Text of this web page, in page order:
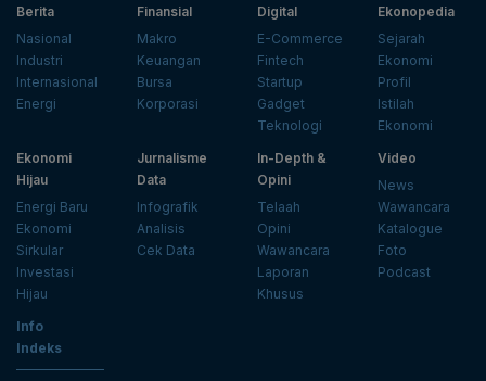
Berita
Nasional
Industri
Internasional
Energi
Finansial
Makro
Keuangan
Bursa
Korporasi
Digital
E-Commerce
Fintech
Startup
Gadget
Teknologi
Ekonopedia
Sejarah
Ekonomi
Profil
Istilah
Ekonomi
Ekonomi
Hijau
Energi Baru
Ekonomi
Sirkular
Investasi
Hijau
Jurnalisme
Data
Infografik
Analisis
Cek Data
In-Depth &
Opini
Telaah
Opini
Wawancara
Laporan
Khusus
Video
News
Wawancara
Katalogue
Foto
Podcast
Info
Indeks